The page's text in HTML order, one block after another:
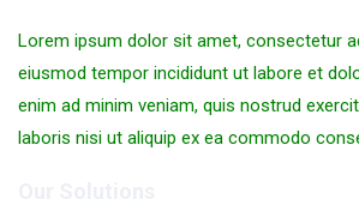
Lorem ipsum dolor sit amet, consectetur
eiusmod tempor incididunt ut labore et
enim ad minim veniam, quis nostrud
laboris nisi ut aliquip ex ea commodo